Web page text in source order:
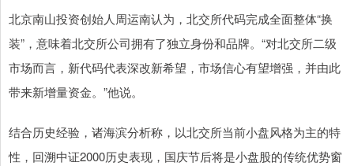
北京南山投资创始人周运南认为，北交所代码完成全面整体“换
装”，意味着北交所公司拥有了独立身份和品牌。“对北交所二级
市场而言，新代码代表深改新希望，市场信心有望增强，并由此
带来新增量资金。”他说。
结合历史经验，诸海滨分析称，以北交所当前小盘风格为主的特
性，回溯中证2000历史表现，国庆节后将是小盘股的传统优势窗